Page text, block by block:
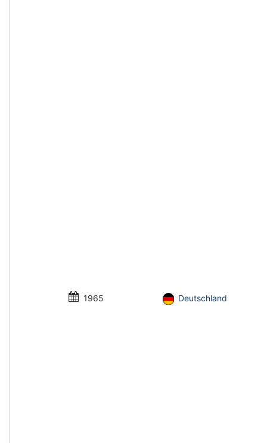
1965 Deutschland